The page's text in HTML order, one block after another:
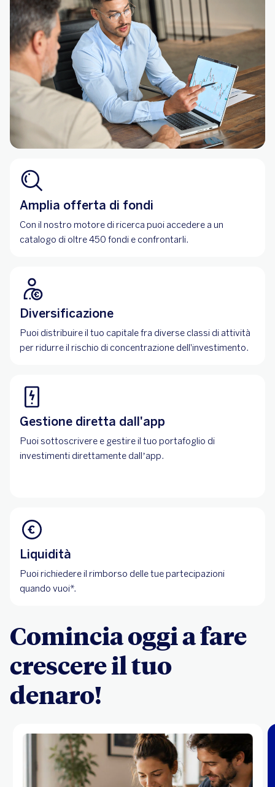
Amplia offerta di fondi
Con il nostro motore di ricerca puoi accedere a un
catalogo di oltre 450 fondi e confrontarli.
Diversificazione
Puoi distribuire il tuo capitale fra diverse classi di attività
per ridurre il rischio di concentrazione dell'investimento.
Gestione diretta dall'app
Puoi sottoscrivere e gestire il tuo portafoglio di
investimenti direttamente dall’app.
Liquidità
Puoi richiedere il rimborso delle tue partecipazioni
quando vuoi*.
Comincia oggi a fare
crescere il tuo
denaro!